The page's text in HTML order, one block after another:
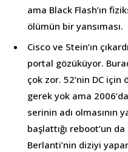
ama Black Flash’ın
ölümün bir yansıması.
Cisco ve Stein’ın
portal gözüküyor.
çok zor. 52’nin DC
gerek yok ama
serinin adı olmasının
başlattığı reboot’un da
Berlanti’nin diziyi